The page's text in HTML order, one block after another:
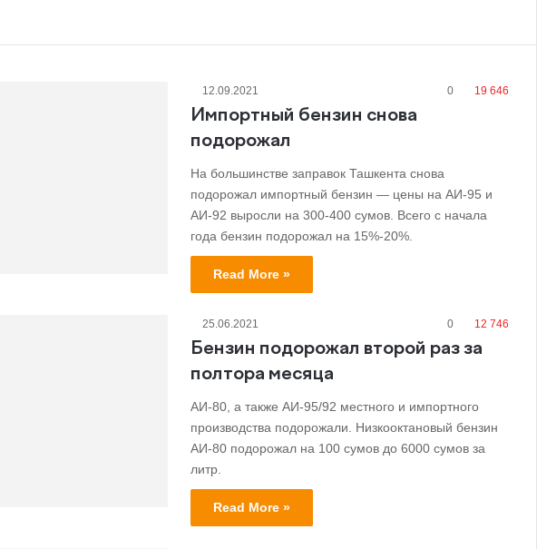
12.09.2021 0 19 646
Импортный бензин снова
подорожал
На большинстве заправок Ташкента снова
подорожал импортный бензин — цены на АИ-95 и
АИ-92 выросли на 300-400 сумов. Всего с начала
года бензин подорожал на 15%-20%.
Read More »
25.06.2021 0 12 746
Бензин подорожал второй раз за
полтора месяца
АИ-80, а также АИ-95/92 местного и импортного
производства подорожали. Низкооктановый бензин
АИ-80 подорожал на 100 сумов до 6000 сумов за
литр.
Read More »